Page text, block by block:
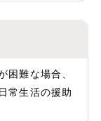
困難な場合、
常生活の援助